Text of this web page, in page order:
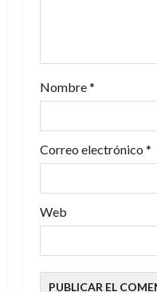
d
s
Nombre*
Correo electrónico *
Web